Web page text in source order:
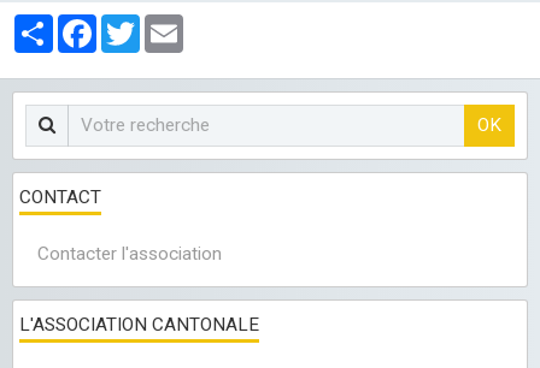
PartagerFacebook
Twitter
OK
CONTACT
Contacter l'association
L'ASSOCIATION CANTONALE